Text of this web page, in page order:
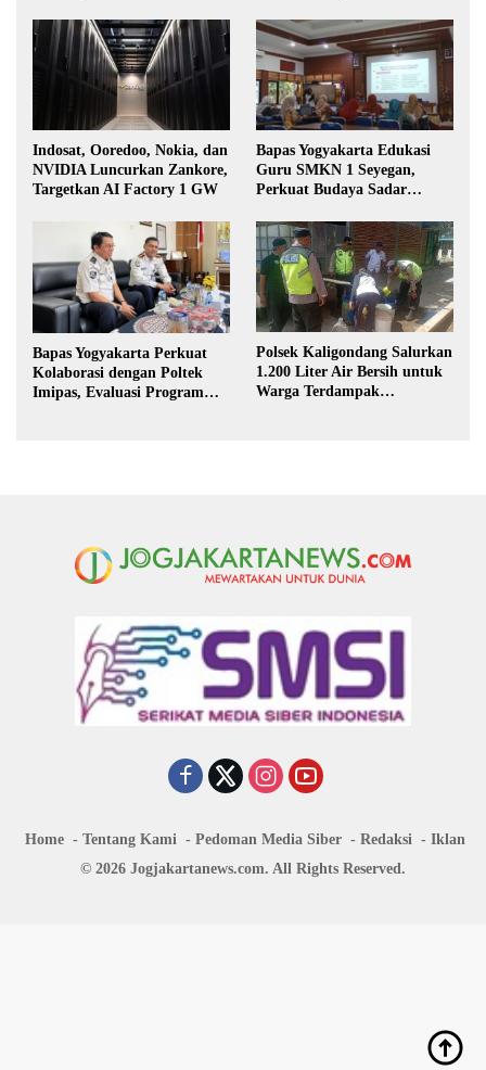
Indosat, Ooredoo, Nokia, dan
NVIDIA Luncurkan Zankore,
Targetkan AI Factory 1 GW
Bapas Yogyakarta Edukasi
Guru SMKN 1 Seyegan,
Perkuat Budaya Sadar
Bapas Yogyakarta Perkuat
Kolaborasi dengan Poltek
Imipas, Evaluasi Program
Polsek Kaligondang Salurkan
1.200 Liter Air Bersih untuk
Warga Terdampak
Home Tentang Kami Pedoman Media Siber Redaksi
Iklan
© 2026 Jogjakartanews.com. All Rights Reserved.